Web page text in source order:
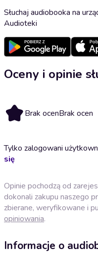
Słuchaj audiobooka na
Audioteki
Oceny i opinie
Brak ocenBrak ocen
Tylko zalogowani
się
Opinie pochodzą od
dokonali zakupu naszego
zbierane, weryfikowane i
opiniowania.
Informacje o